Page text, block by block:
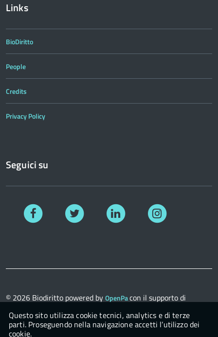
Links
BioDiritto
People
Credits
Privacy Policy
Seguici su
Facebook Linkedin
© 2026 Biodiritto powered byOpenPacon il supporto di
Questo sito utilizza cookie tecnici, analytics e di terze
parti. Proseguendo nella navigazione accetti l’utilizzo dei
cookie.